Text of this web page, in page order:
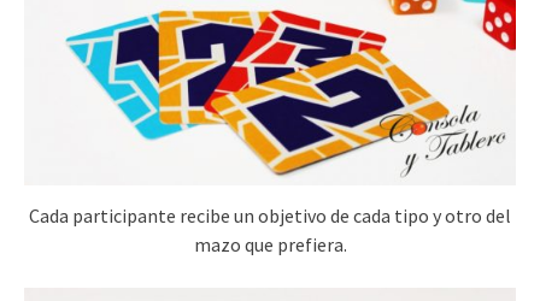
Cada participante recibe un objetivo de cada tipo y otro del
mazo que prefiera.